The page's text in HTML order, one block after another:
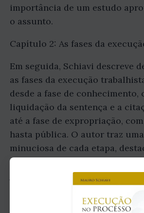
importância de um estudo
o assunto.
Capítulo 2: As fases da
Em seguida, Schiavi descreve
as fases da execução
desde a fase de conhecimento,
liquidação da sentença e a
até a fase de expropriação,
hasta pública. O autor traz
minuciosa de cada etapa,
principais aspectos práticos e
jurisprudenciais que envolvem
processo do trabalho.